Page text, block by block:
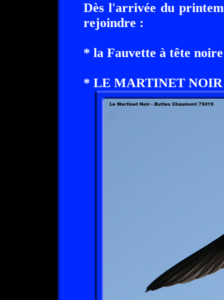
Dès l'arrivée du
rejoindre :
* la Fauvette à tête noire
* LE MARTINET NOIR